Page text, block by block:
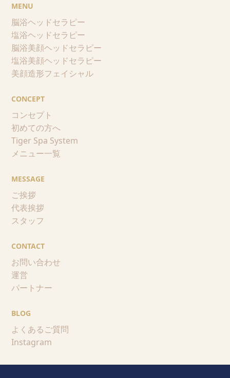
MENU
脳浴ヘッドセラピー
塩浴ヘッドセラピー
脳浴美顔ヘッドセラピー
塩浴美顔ヘッドセラピー
美顔造形フェイシャル
CONCEPT
コンセプト
初めての方へ
Tiger Spa System
メニュー一覧
MESSAGE
ご挨拶
代表挨拶
スタッフ
CONTACT
お問い合わせ
運営
パートナー
BLOG
よくあるご質問
Instagram